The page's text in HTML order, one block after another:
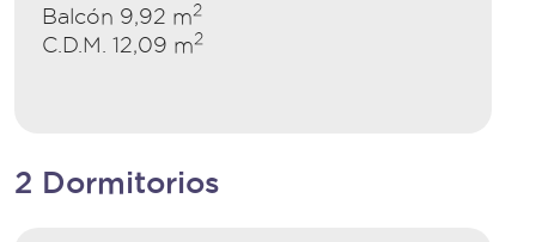
Balcón 9,92 m2
C.D.M. 12,09 m2
2 Dormitorios